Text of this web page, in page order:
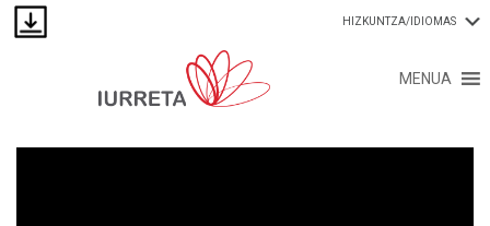
HIZKUNTZA/IDIOMAS
MENUA